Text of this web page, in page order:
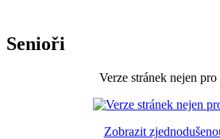
Senioři
Verze stránek nejen
Zobrazit